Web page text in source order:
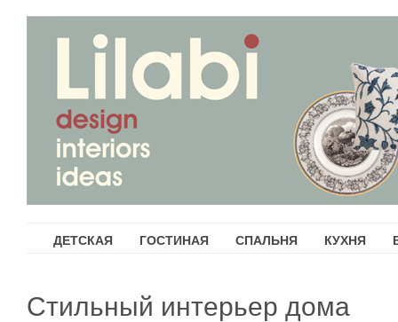
ДЕТСКАЯ ГОСТИНАЯ СПАЛЬНЯ КУХНЯ
Стильный интерьер дома